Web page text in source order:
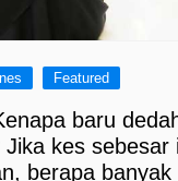
Featured
baru
kes sebesar
berapa banyak